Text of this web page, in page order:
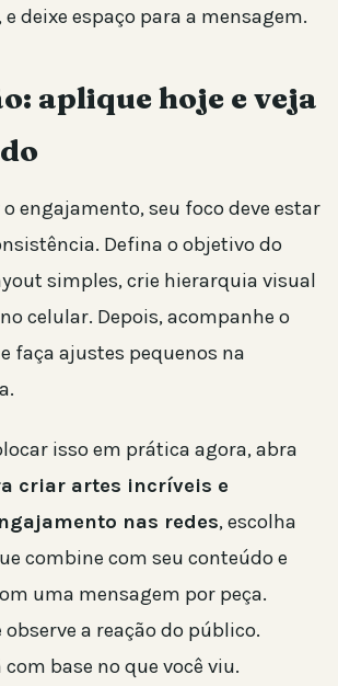
deixe espaço para a mensagem.
aplique hoje e veja
engajamento, seu foco deve estar
Defina o objetivo do
simples, crie hierarquia visual
celular. Depois, acompanhe o
faça ajustes pequenos na
isso em prática agora, abra
criar artes incríveis e
nas redes, escolha
combine com seu conteúdo e
uma mensagem por peça.
observe a reação do público.
base no que você viu.